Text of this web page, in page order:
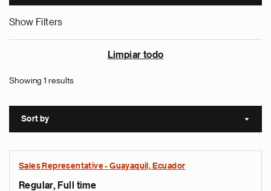
Show Filters
Limpiar todo
Showing 1 results
Sort by Sort
Sales Representative - Guayaquil, Ecuador
Regular, Full time